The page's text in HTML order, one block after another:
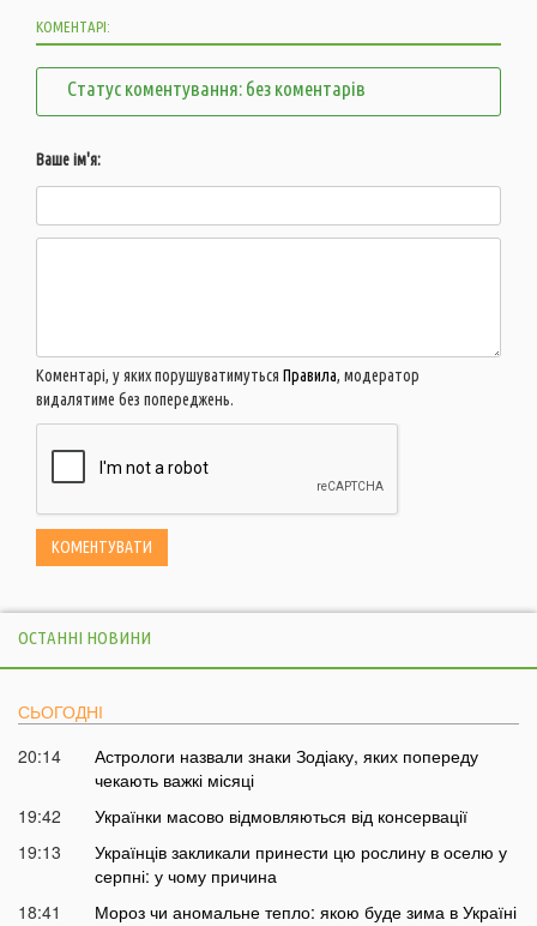
КОМЕНТАРІ:
Статус коментування: без коментарів
Ваше ім'я:
Коментарі, у яких порушуватимуться Правила, модератор
видалятиме без попереджень.
ОСТАННІ НОВИНИ
СЬОГОДНІ
20:14
Астрологи назвали знаки Зодіаку, яких попереду
чекають важкі місяці
19:42
Українки масово відмовляються від консервації
19:13
Українців закликали принести цю рослину в оселю у
серпні: у чому причина
18:41
Мороз чи аномальне тепло: якою буде зима в Україні